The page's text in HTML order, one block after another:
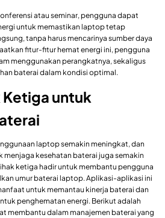
atau seminar, pengguna dapat
untuk memastikan laptop tetap
tanpa harus mencarinya sumber daya
fitur-fitur hemat energi ini, pengguna
menggunakan perangkatnya, sekaligus
baterai dalam kondisi optimal.
Ketiga untuk
laptop semakin meningkat, dan
kesehatan baterai juga semakin
ketiga hadir untuk membantu pengguna
umur baterai laptop. Aplikasi-aplikasi ini
untuk memantau kinerja baterai dan
penghematan energi. Berikut adalah
membantu dalam manajemen baterai yang